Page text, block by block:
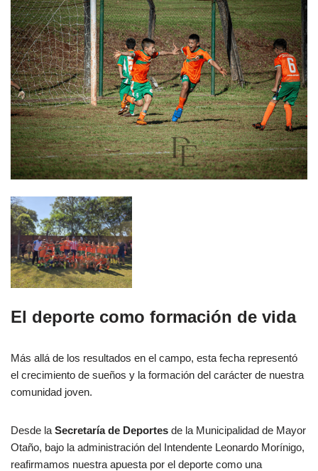
El deporte como formación de vida
Más allá de los resultados en el campo, esta fecha representó
el crecimiento de sueños y la formación del carácter de nuestra
comunidad joven.
Desde la Secretaría de Deportes de la Municipalidad de Mayor
Otaño, bajo la administración del Intendente Leonardo Morínigo,
reafirmamos nuestra apuesta por el deporte como una